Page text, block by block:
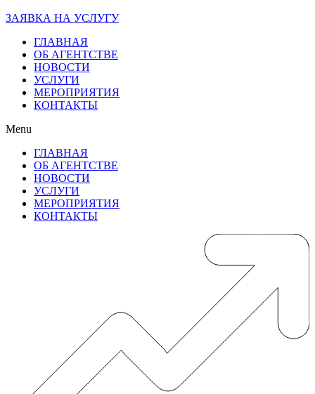
ЗАЯВКА НА УСЛУГУ
ГЛАВНАЯ
ОБ АГЕНТСТВЕ
НОВОСТИ
УСЛУГИ
МЕРОПРИЯТИЯ
КОНТАКТЫ
Menu
ГЛАВНАЯ
ОБ АГЕНТСТВЕ
НОВОСТИ
УСЛУГИ
МЕРОПРИЯТИЯ
КОНТАКТЫ